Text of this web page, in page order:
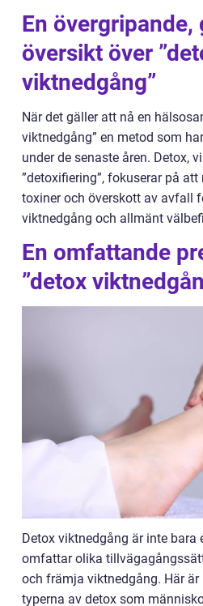
En övergripande,
översikt över
viktnedgång”
När det gäller att nå en
viktnedgång” en metod som
under de senaste åren. Detox,
”detoxifiering”, fokuserar på
toxiner och överskott av avfall
viktnedgång och allmänt
En omfattande
”detox
Detox viktnedgång är inte bara
omfattar olika
och främja viktnedgång. Här
typerna av detox som